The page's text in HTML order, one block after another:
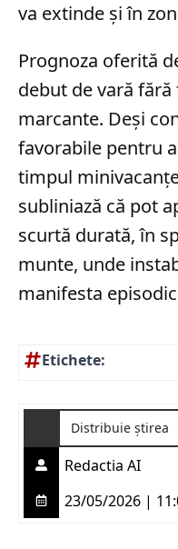
va extinde și în
Prognoza oferită
debut de vară
marcante. Deși
favorabile pentru
timpul
subliniază că pot
scurtă durată, în
munte, unde
manifesta
Etichete:
Distribuie știrea
Redactia AI
23/05/2026 |